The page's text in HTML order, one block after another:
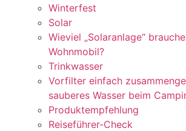
Winterfest
Solar
Wieviel „Solaranlage“
Wohnmobil?
Trinkwasser
Vorfilter einfach
sauberes Wasser beim
Produktempfehlung
Reiseführer-Check